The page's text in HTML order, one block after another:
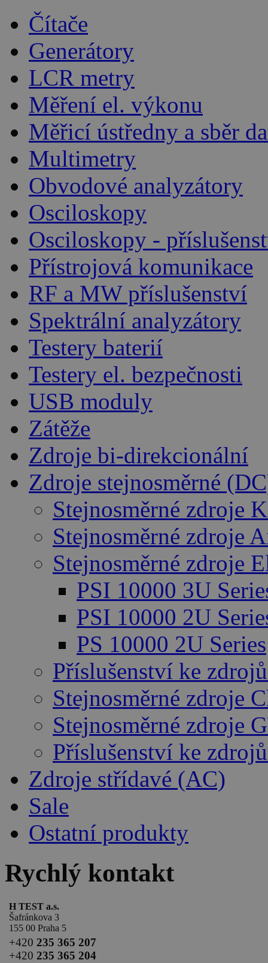
Čítače
Generátory
LCR metry
Měření el. výkonu
Měřicí ústředny a sběr
Multimetry
Obvodové analyzátory
Osciloskopy
Osciloskopy -
Přístrojová komunikace
RF a MW příslušenství
Spektrální analyzátory
Testery baterií
Testery el. bezpečnosti
USB moduly
Zátěže
Zdroje bi-direkcionální
Zdroje stejnosměrné
Stejnosměrné zdroje
Stejnosměrné zdroje
Stejnosměrné zdroje
PSI 10000 3U
PSI 10000 2U
PS 10000 2U Series
Příslušenství ke
Stejnosměrné zdroje
Stejnosměrné zdroje
Příslušenství ke
Zdroje střídavé (AC)
Sale
Ostatní produkty
Rychlý kontakt
H TEST a.s.
Šafránkova 3
155 00 Praha 5
+420 235 365 207
+420 235 365 204